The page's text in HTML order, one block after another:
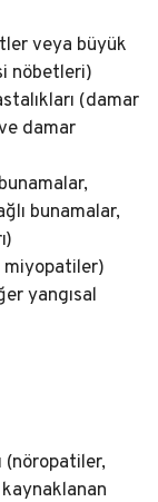
veya büyük
nöbetleri)
(damar
damar
bunamalar,
miyopatiler)
yangısal
(nöropatiler,